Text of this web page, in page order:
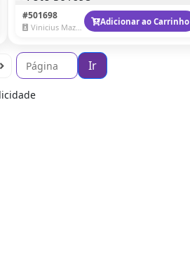
#501698
Vinicius Mazzaro
Adicionar ao Carrinho
Ir